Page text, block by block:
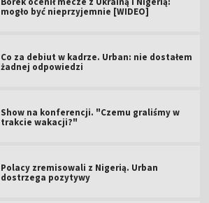
mogło być nieprzyjemnie [WIDEO]
Co za debiut w kadrze. Urban: nie dostałem
żadnej odpowiedzi
Show na konferencji. "Czemu graliśmy w
trakcie wakacji?"
Polacy zremisowali z Nigerią. Urban
dostrzega pozytywy